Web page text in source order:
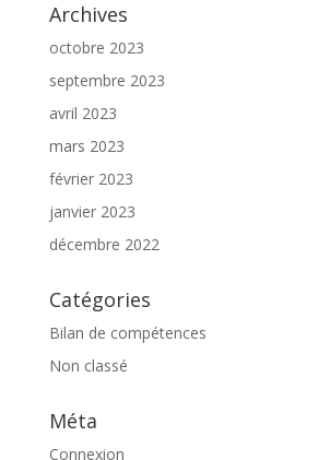
Archives
octobre 2023
septembre 2023
avril 2023
mars 2023
février 2023
janvier 2023
décembre 2022
Catégories
Bilan de compétences
Non classé
Méta
Connexion